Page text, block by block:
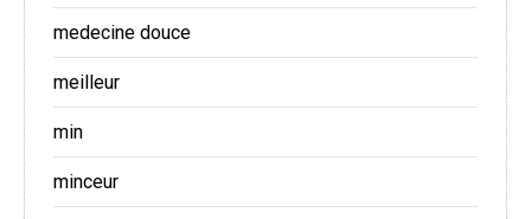
medecine douce
meilleur
min
minceur